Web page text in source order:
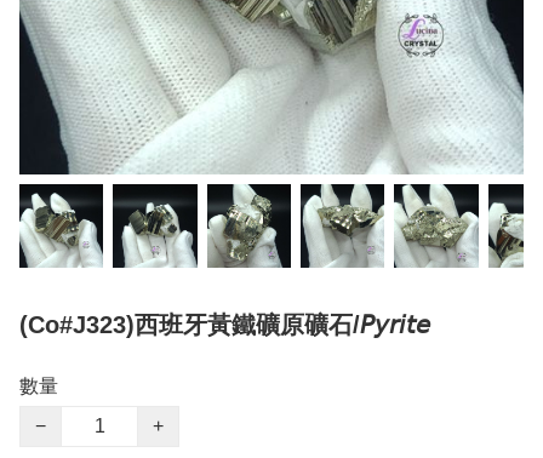
(Co#J323)西班牙黃鐵礦原礦石/𝘗𝘺𝘳𝘪𝘵𝘦
數量
−
+